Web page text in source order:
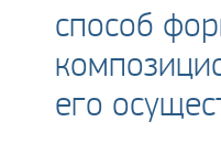
способ
его